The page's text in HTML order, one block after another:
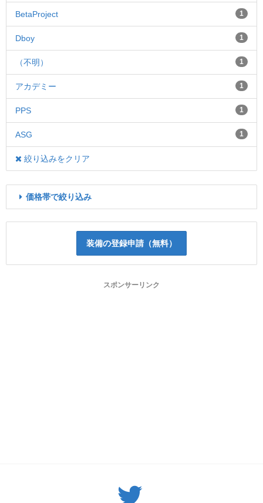
BetaProject 1
Dboy 1
（不明） 1
アカデミー 1
PPS 1
ASG 1
絞り込みをクリア
価格帯で絞り込み
装備の登録申請（無料）
スポンサーリンク